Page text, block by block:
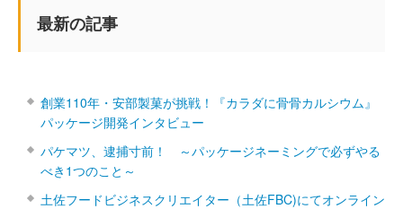
最新の記事
創業110年・安部製菓が挑戦！『カラダに骨骨カルシウム』
パッケージ開発インタビュー
パケマツ、逮捕寸前！ ～パッケージネーミングで必ずやる
べき1つのこと～
土佐フードビジネスクリエイター（土佐FBC)にてオンライン